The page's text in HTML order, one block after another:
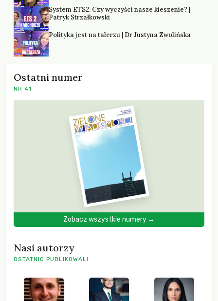
System ETS2. Czy wyczyści nasze kieszenie? |
Patryk Strzałkowski
Polityka jest na talerzu | Dr Justyna Zwolińska
Ostatni numer
NR 41
Zobacz wszystkie numery →
Nasi autorzy
OSTATNIO PUBLIKOWALI